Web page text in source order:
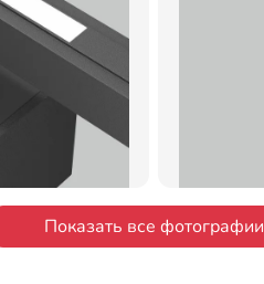
Показать все фотографии